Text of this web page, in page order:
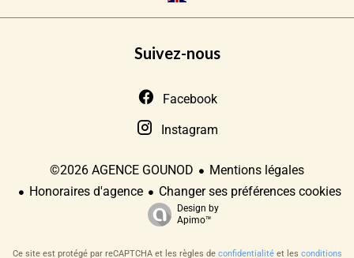
Suivez-nous
Facebook
Instagram
©2026 AGENCE GOUNOD
Mentions légales
Honoraires d'agence
Changer ses préférences cookies
Design by
Apimo™
Ce site est protégé par reCAPTCHA et les règles de confidentialitéet les conditions